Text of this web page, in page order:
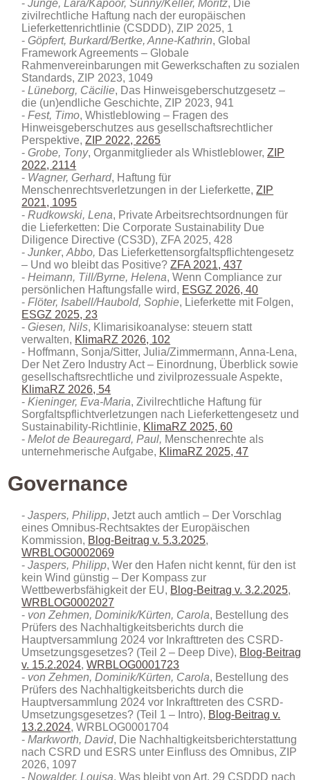
Junge, Lara/Kapoor, Sunny/Keller, Moritz, Die
zivilrechtliche Haftung nach der europäischen
Lieferkettenrichtlinie (CSDDD), ZIP 2025, 1
Göpfert, Burkard/Bertke, Anne-Kathrin, Global
Framework Agreements – Globale
Rahmenvereinbarungen mit Gewerkschaften zu sozialen
Standards, ZIP 2023, 1049
Lüneborg, Cäcilie, Das Hinweisgeberschutzgesetz –
die (un)endliche Geschichte, ZIP 2023, 941
Fest, Timo, Whistleblowing – Fragen des
Hinweisgeberschutzes aus gesellschaftsrechtlicher
Perspektive,ZIP 2022, 2265
Grobe, Tony, Organmitglieder als Whistleblower,ZIP
2022, 2114
Wagner, Gerhard, Haftung für
Menschenrechtsverletzungen in der Lieferkette,ZIP
2021, 1095
Rudkowski, Lena, Private Arbeitsrechtsordnungen für
die Lieferketten: Die Corporate Sustainability Due
Diligence Directive (CS3D), ZFA 2025, 428
Junker,Abbo, Das Lieferkettensorgfaltspflichtengesetz
– Und wo bleibt das Positive?ZFA 2021, 437
Heimann, Till/Byrne, Helena, Wenn Compliance zur
persönlichen Haftungsfalle wird, ESGZ 2026, 40
Flöter, Isabell/Haubold, Sophie, Lieferkette mit Folgen,
ESGZ 2025, 23
Giesen, Nils, Klimarisikoanalyse: steuern statt
verwalten, KlimaRZ 2026, 102
Hoffmann, Sonja/Sitter, Julia/Zimmermann, Anna-Lena,
Der Net Zero Industry Act – Einordnung, Überblick sowie
gesellschaftsrechtliche und zivilprozessuale Aspekte,
KlimaRZ 2026, 54
Kieninger, Eva-Maria, Zivilrechtliche Haftung für
Sorgfaltspflichtverletzungen nach Lieferkettengesetz und
Sustainability-Richtlinie, KlimaRZ 2025, 60
Melot de Beauregard, Paul, Menschenrechte als
unternehmerische Aufgabe, KlimaRZ 2025, 47
Governance
Jaspers, Philipp, Jetzt auch amtlich – Der Vorschlag
eines Omnibus-Rechtsaktes der Europäischen
Kommission, Blog-Beitrag v. 5.3.2025,
WRBLOG0002069
Jaspers, Philipp, Wer den Hafen nicht kennt, für den ist
kein Wind günstig – Der Kompass zur
Wettbewerbsfähigkeit der EU, Blog-Beitrag v. 3.2.2025,
WRBLOG0002027
von Zehmen, Dominik/Kürten, Carola, Bestellung des
Prüfers des Nachhaltigkeitsberichts durch die
Hauptversammlung 2024 vor Inkrafttreten des CSRD-
Umsetzungsgesetzes? (Teil 2 – Deep Dive), Blog-Beitrag
v. 15.2.2024,WRBLOG0001723
von Zehmen, Dominik/Kürten, Carola, Bestellung des
Prüfers des Nachhaltigkeitsberichts durch die
Hauptversammlung 2024 vor Inkrafttreten des CSRD-
Umsetzungsgesetzes? (Teil 1 – Intro), Blog-Beitrag v.
13.2.2024, WRBLOG0001704
Markworth, David, Die Nachhaltigkeitsberichterstattung
nach CSRD und ESRS unter Einfluss des Omnibus, ZIP
2026, 1097
Nowalder, Louisa, Was bleibt von Art. 29 CSDDD nach